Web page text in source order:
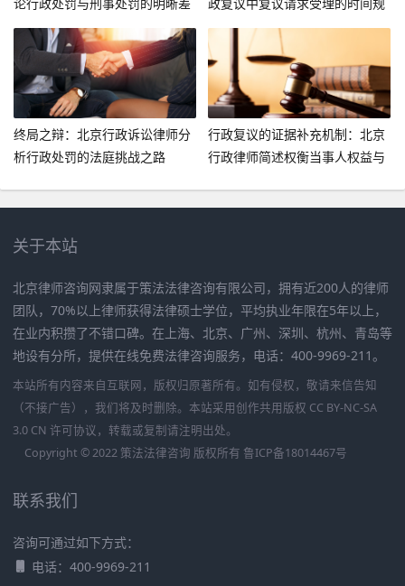
论行政处罚与刑事处罚的明晰差
异
政复议中复议请求受理的时间规
定与案例分析
终局之辩：北京行政诉讼律师分
析行政处罚的法庭挑战之路
行政复议的证据补充机制：北京
行政律师简述权衡当事人权益与
关于本站
北京律师咨询网隶属于策法法律咨询有限公司，拥有近200人的律师
团队，70%以上律师获得法律硕士学位，平均执业年限在5年以上，
在业内积攒了不错口碑。在上海、北京、广州、深圳、杭州、青岛等
地设有分所，提供在线免费法律咨询服务，电话：400-9969-211。
本站所有内容来自互联网，版权归原著所有。如有侵权，敬请来信告知
（不接广告），我们将及时删除。本站采用创作共用版权 CC BY-NC-SA
3.0 CN 许可协议，转载或复制请注明出处。
Copyright © 2022 策法法律咨询 版权所有 鲁ICP备18014467号
联系我们
咨询可通过如下方式：
电话：400-9969-211